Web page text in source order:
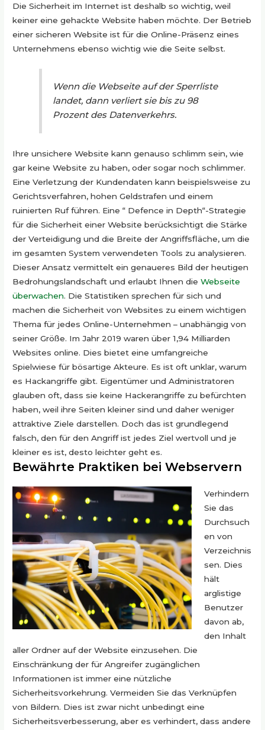
Die Sicherheit im Internet ist deshalb so wichtig, weil
keiner eine gehackte Website haben möchte. Der Betrieb
einer sicheren Website ist für dieOnline-Präsenz eines
Unternehmens ebenso wichtig wie die Seite selbst.
Wenn die Webseite auf der Sperrliste
landet, dann verliert sie bis zu 98
Prozent des Datenverkehrs.
Ihre unsichere Website kann genauso schlimm sein, wie
gar keine Website zu haben, oder sogar noch schlimmer.
Eine Verletzung der Kundendaten kann beispielsweise zu
Gerichtsverfahren, hohen Geldstrafen und einem
ruinierten Ruf führen. Eine “ Defence in Depth“-Strategie
für die Sicherheit einer Website berücksichtigt die Stärke
der Verteidigung und die Breite der Angriffsfläche, um die
im gesamten System verwendeten Tools zu analysieren.
Dieser Ansatz vermittelt ein genaueres Bild der heutigen
Bedrohungslandschaft und erlaubt Ihnen dieWebseite
überwachen. Die Statistiken sprechen für sich und
machen die Sicherheit von Websites zu einem wichtigen
Thema für jedesOnline-Unternehmen – unabhängig von
seiner Größe. Im Jahr 2019 waren über1,94 Milliarden
Websites online. Dies bietet eine umfangreiche
Spielwiese für bösartige Akteure. Es ist oft unklar, warum
es Hackangriffe gibt. Eigentümer und Administratoren
glauben oft, dass sie keine Hackerangriffe zu befürchten
haben, weil ihre Seiten kleiner sind und daher weniger
attraktive Ziele darstellen. Doch das ist grundlegend
falsch, den für den Angriff ist jedes Ziel wertvoll und je
kleiner es ist, desto leichter geht es.
Bewährte Praktiken bei Webservern
Verhindern
Sie das
Durchsuch
en von
Verzeichnis
sen. Dies
hält
arglistige
Benutzer
davon ab,
den Inhalt
aller Ordner auf der Website einzusehen. Die
Einschränkung der für Angreifer zugänglichen
Informationen ist immer eine nützliche
Sicherheitsvorkehrung. Vermeiden Sie das Verknüpfen
von Bildern. Dies ist zwar nicht unbedingt eine
Sicherheitsverbesserung, aber es verhindert, dass andere